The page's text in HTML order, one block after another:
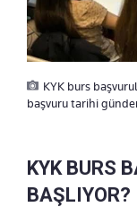
KYK burs
başvuru tarihi
KYK BURS
BAŞLIYOR?